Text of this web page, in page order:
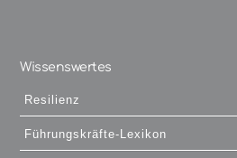
Wissenswertes
Resilienz
Führungskräfte-Lexikon